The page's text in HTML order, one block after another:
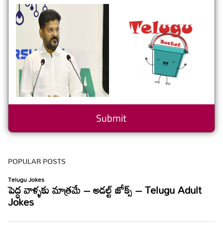
POPULAR POSTS